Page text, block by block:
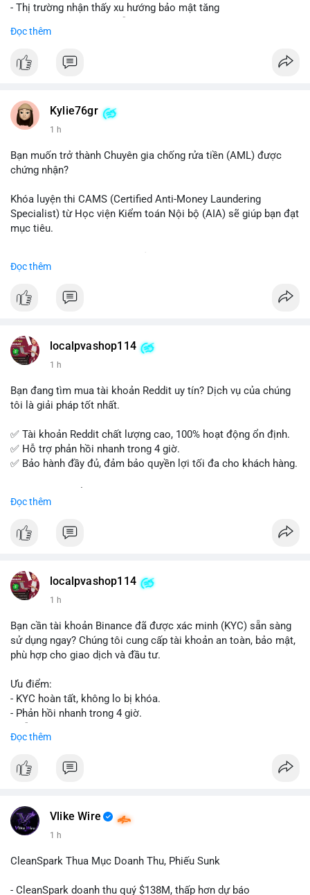
- Thị trường nhận thấy xu hướng bảo mật tăng
#vlikevn #titanbot
Đọc thêm
Kylie76gr
1 h
Bạn muốn trở thành Chuyên gia chống rửa tiền (AML) được
chứng nhận?
Khóa luyện thi CAMS (Certified Anti-Money Laundering
Specialist) từ Học viện Kiểm toán Nội bộ (AIA) sẽ giúp bạn đạt
mục tiêu.
gồm tài liệu toàn diện, câu hỏi thực hành, bài thi thử sát thực
Đăng ký ngay hôm nay để nâng cao năng lực và mở rộng cơ
Đọc thêm
localpvashop114
1 h
Bạn đang tìm mua tài khoản Reddit uy tín? Dịch vụ của chúng
tôi là giải pháp tốt nhất.
✅ Tài khoản Reddit chất lượng cao, 100% hoạt động ổn định.
✅ Hỗ trợ phản hồi nhanh trong 4 giờ.
✅ Bảo hành đầy đủ, đảm bảo quyền lợi tối đa cho khách hàng.
📞 WhatsApp: +1 660 215-8938
📧 Email: localpvashop@gmail.com
của bạn!
Đọc thêm
localpvashop114
1 h
Bạn cần tài khoản Binance đã được xác minh (KYC) sẵn sàng
sử dụng ngay? Chúng tôi cung cấp tài khoản an toàn, bảo mật,
phù hợp cho giao dịch và đầu tư.
Ưu điểm:
- KYC hoàn tất, không lo bị khóa.
- Phản hồi nhanh trong 4 giờ.
📞 WhatsApp: +1 660 215-8938
Đọc thêm
Vlike Wire
1 h
CleanSpark Thua Mục Doanh Thu, Phiếu Sunk
- CleanSpark doanh thu quý $138M, thấp hơn dự báo